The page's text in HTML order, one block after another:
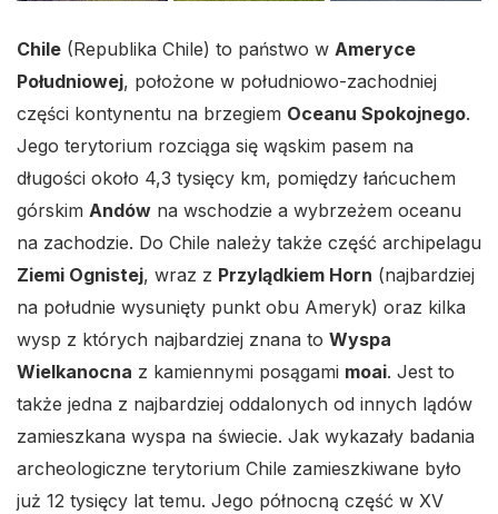
Chile (Republika Chile) to państwo w Ameryce
Południowej, położone w południowo-zachodniej
części kontynentu na brzegiem Oceanu Spokojnego.
Jego terytorium rozciąga się wąskim pasem na
długości około 4,3 tysięcy km, pomiędzy łańcuchem
górskim Andów na wschodzie a wybrzeżem oceanu
na zachodzie. Do Chile należy także część archipelagu
Ziemi Ognistej, wraz z Przylądkiem Horn (najbardziej
na południe wysunięty punkt obu Ameryk) oraz kilka
wysp z których najbardziej znana to Wyspa
Wielkanocna z kamiennymi posągami moai. Jest to
także jedna z najbardziej oddalonych od innych lądów
zamieszkana wyspa na świecie. Jak wykazały badania
archeologiczne terytorium Chile zamieszkiwane było
już 12 tysięcy lat temu. Jego północną część w XV